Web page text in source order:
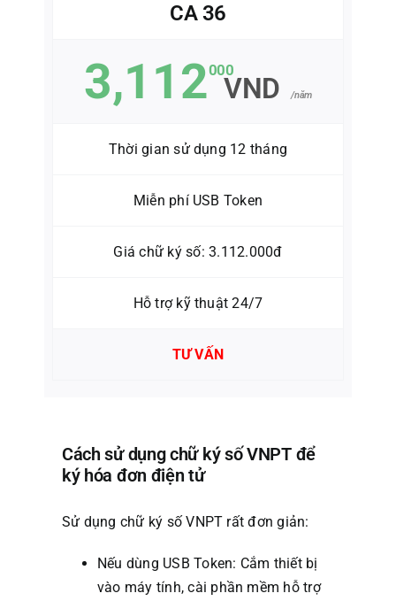
CA 36
3,112000
VND /năm
Thời gian sử dụng 12 tháng
Miễn phí USB Token
Giá chữ ký số: 3.112.000đ
Hỗ trợ kỹ thuật 24/7
TƯ VẤN
Cách sử dụng chữ ký số VNPT để
ký hóa đơn điện tử
Sử dụng chữ ký số VNPT rất đơn giản:
Nếu dùng USB Token: Cắm thiết bị
vào máy tính, cài phần mềm hỗ trợ